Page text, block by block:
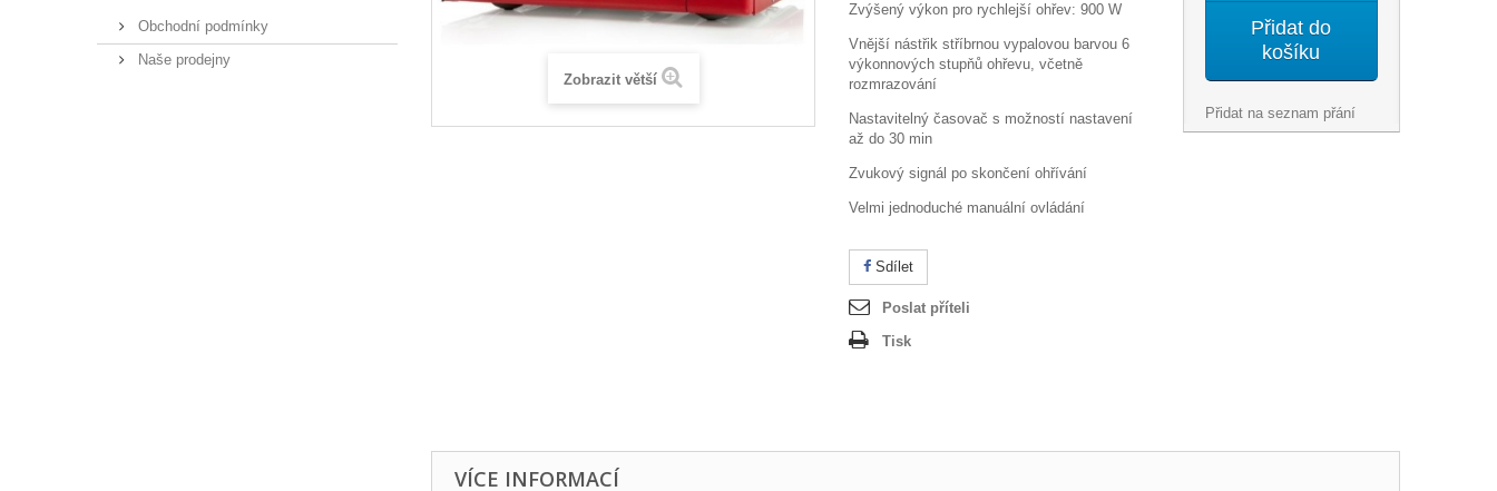
Obchodní podmínky
Naše prodejny
Zobrazit větší
Zvýšený výkon pro rychlejší ohřev: 900 W
Vnější nástřik stříbrnou vypalovou barvou 6
výkonnových stupňů ohřevu, včetně
rozmrazování
Nastavitelný časovač s možností nastavení
až do 30 min
Zvukový signál po skončení ohřívání
Velmi jednoduché manuální ovládání
Sdílet
Poslat příteli
Tisk
Přidat do
košíku
Přidat na seznam přání
VÍCE INFORMACÍ